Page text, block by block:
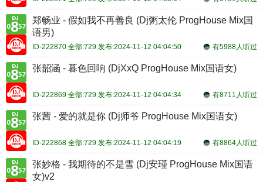
郑畅业 - 假如我不再善良 (Dj粥太伦 ProgHouse Mix国
语男)
有5988人听过
ID-222870 全部:729 发布:2024-11-12 04:04:50
张韶涵 - 暮色回响 (DjXxQ ProgHouse Mix国语女)
有8711人听过
ID-222869 全部:729 发布:2024-11-12 04:04:34
张茜 - 爱的就是你 (Dj师爷 ProgHouse Mix国语女)
有8864人听过
ID-222868 全部:729 发布:2024-11-12 04:04:19
张妙格 - 我期待的不是雪 (Dj安瑾 ProgHouse Mix国语
女)v2